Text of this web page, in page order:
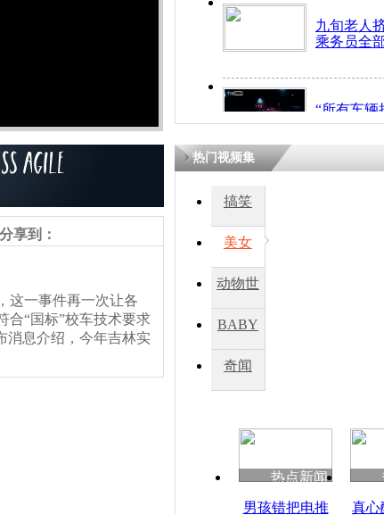
九旬老人
乘务员全
“所有车辆
开！”儿童
因
度苗族花
分享到：
一事件再一次让各
合“国标”校车技术要求
消息介绍，今年吉林实
热门视频集
搞笑
美女
动物世
BABY
秀
奇闻
热点新闻
男孩错把电推
真心